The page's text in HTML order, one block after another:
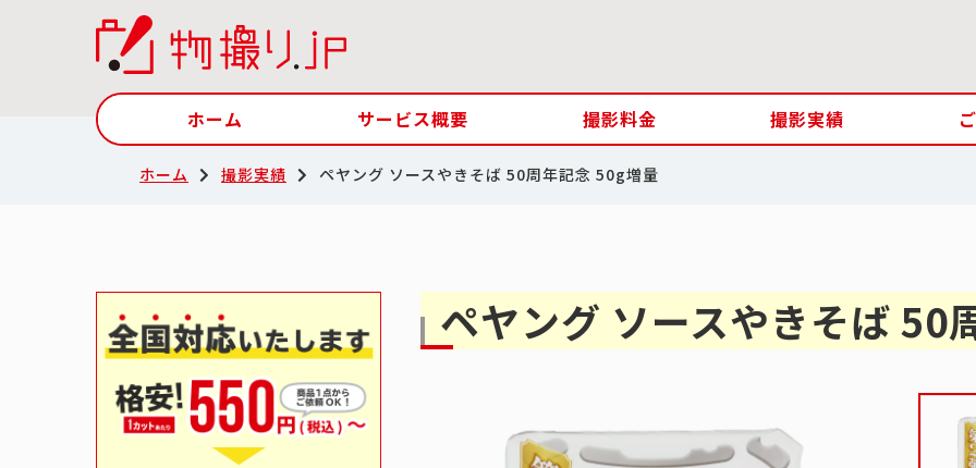
ホーム サービス概要 撮影料金 撮影実績
ホーム 撮影実績 ペヤング ソースやきそば 50周年記念 50g増量
ペヤング ソースやきそば 50